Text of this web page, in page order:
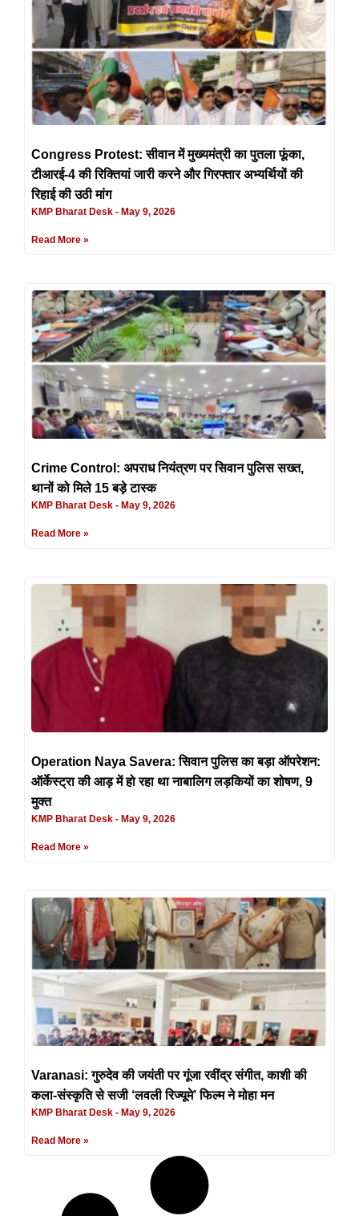
Congress Protest: सीवान में मुख्यमंत्री का पुतला फूंका,
टीआरई-4 की रिक्तियां जारी करने और गिरफ्तार अभ्यर्थियों की
रिहाई की उठी मांग
KMP Bharat Desk May 9, 2026
Read More »
Crime Control: अपराध नियंत्रण पर सिवान पुलिस सख्त,
थानों को मिले 15 बड़े टास्क
KMP Bharat Desk May 9, 2026
Read More »
Operation Naya Savera: सिवान पुलिस का बड़ा ऑपरेशन:
ऑर्केस्ट्रा की आड़ में हो रहा था नाबालिग लड़कियों का शोषण, 9
मुक्त
KMP Bharat Desk May 9, 2026
Read More »
Varanasi: गुरुदेव की जयंती पर गूंजा रवींद्र संगीत, काशी की
कला-संस्कृति से सजी ‘लवली रिज्यूमे’ फिल्म ने मोहा मन
KMP Bharat Desk May 9, 2026
Read More »